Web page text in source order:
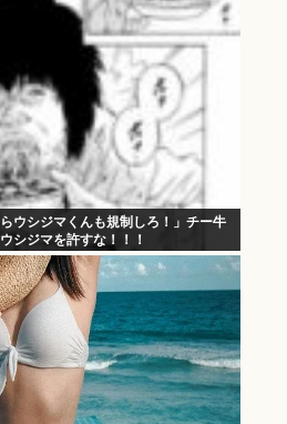
ウシジマくんも規制しろ！」チー牛
シジマを許すな！！！